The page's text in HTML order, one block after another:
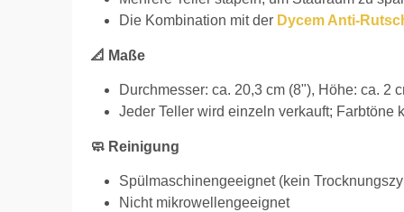
Die Kombination mit der Dycem Anti-
📐 Maße
Durchmesser: ca. 20,3 cm (8"), Höhe: ca. 2
Jeder Teller wird einzeln verkauft; Farbtöne
🧼 Reinigung
Spülmaschinengeeignet (kein
Nicht mikrowellengeeignet